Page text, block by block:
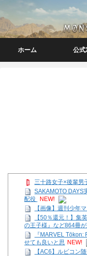
ホーム 公式
三十路女子×後輩男
SAKAMOTO DAYS
配役
NEW!
【画像】週刊少年
【50％還元！】集
の王子様』など864冊
『MARVEL
せても良いと思 NEW!
【AC6】ルビコン